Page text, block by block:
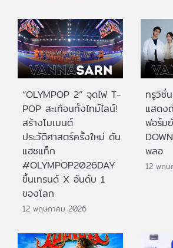
“OLYMPOP 2” จุดไฟ T-
POP สะเทือนทั้งไทม์ไลน์!
สร้างโมเมนต์
ประวัติศาสตร์ครั้งใหม่ ดัน
แฮชแท็ก
#OLYMPOP2026DAY
ขึ้นเทรนด์ X อันดับ 1
ของโลก
12 พฤษภาคม 2026
ทรูวิชั่
แสดง
ฟอร์ม
พลอ
12 พฤษ